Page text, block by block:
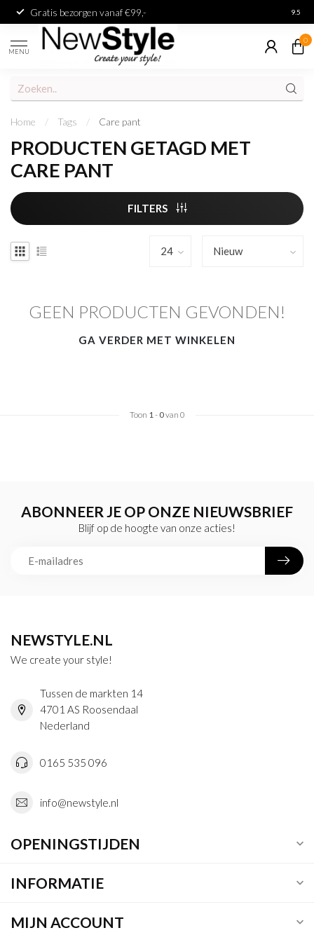
Gratis bezorgen vanaf €99,- 9.5
MENU
0
Home / Tags / Care pant
PRODUCTEN GETAGD MET
CARE PANT
FILTERS
GEEN PRODUCTEN GEVONDEN!
GA VERDER MET WINKELEN
Toon 1- 0van 0
ABONNEER JE OP ONZE NIEUWSBRIEF
Blijf op de hoogte van onze acties!
NEWSTYLE.NL
We create your style!
Tussen de markten 14
4701 AS Roosendaal
Nederland
0165 535 096
info@newstyle.nl
OPENINGSTIJDEN
INFORMATIE
MIJN ACCOUNT